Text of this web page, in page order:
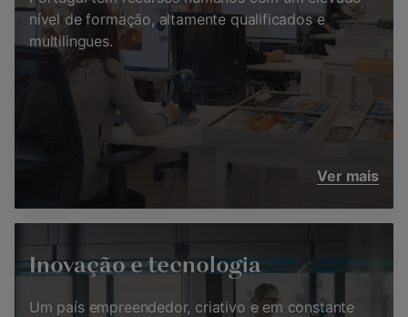
nível de formação, altamente qualificados e
multilingues.
Ver mais
Inovação e tecnologia
Um país empreendedor, criativo e em constante